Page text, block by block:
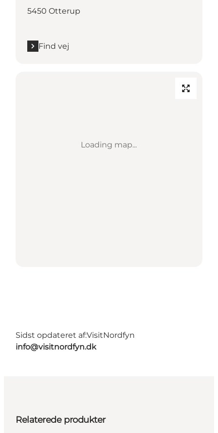
5450 Otterup
Find vej
Loading map...
Sidst opdateret af:VisitNordfyn
info@visitnordfyn.dk
Relaterede produkter